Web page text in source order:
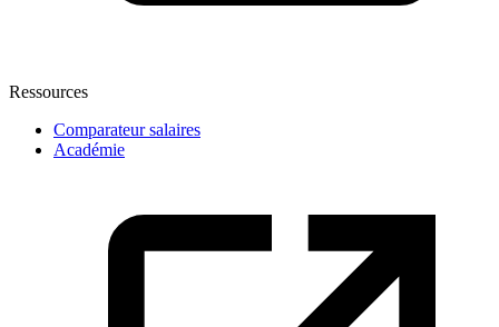
Ressources
Comparateur salaires
Académie